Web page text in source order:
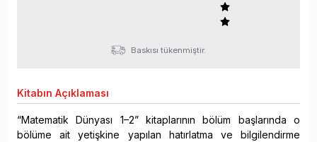
Baskısı tükenmiştir.
Kitabın Açıklaması
“Matematik Dünyası 1–2” kitaplarının bölüm başlarında o
bölüme ait yetişkine yapılan hatırlatma ve bilgilendirme